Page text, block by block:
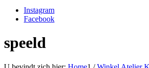
Instagram
Facebook
speeld